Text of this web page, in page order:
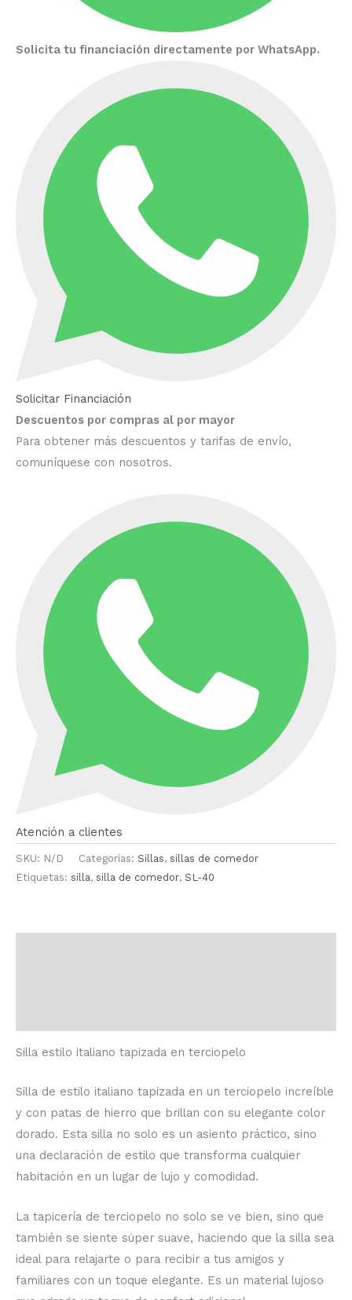
Solicita tu financiación directamente por WhatsApp.
Solicitar Financiación
Descuentos por compras al por mayor
Para obtener más descuentos y tarifas de envío,
comuníquese con nosotros.
Atención a clientes
SKU: N/D Categorías: Sillas, sillas de comedor
Etiquetas: silla, silla de comedor, SL-40
Silla estilo italiano tapizada en terciopelo
Silla de estilo italiano tapizada en un terciopelo increíble
y con patas de hierro que brillan con su elegante color
dorado. Esta silla no solo es un asiento práctico, sino
una declaración de estilo que transforma cualquier
habitación en un lugar de lujo y comodidad.
La tapicería de terciopelo no solo se ve bien, sino que
también se siente súper suave, haciendo que la silla sea
ideal para relajarte o para recibir a tus amigos y
familiares con un toque elegante. Es un material lujoso